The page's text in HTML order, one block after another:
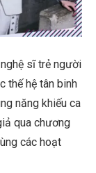
sĩ trẻ người
thế hệ tân binh
năng khiếu ca
qua chương
các hoạt